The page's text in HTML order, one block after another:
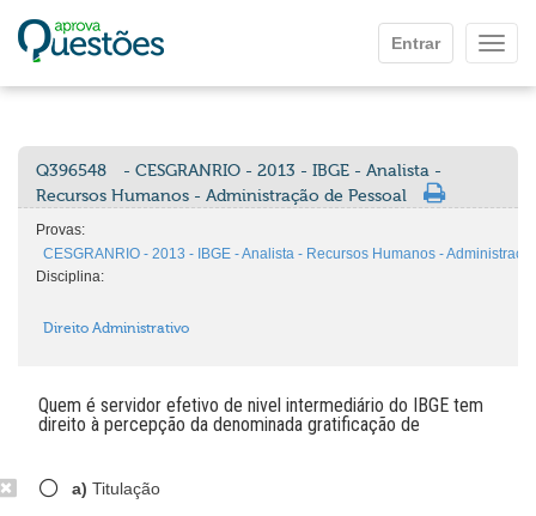
Entrar
Q396548
- CESGRANRIO - 2013 - IBGE - Analista -
Recursos Humanos - Administração de Pessoal
Provas:
CESGRANRIO - 2013 - IBGE - Analista - Recursos Humanos -
Disciplina:
Direito Administrativo
Quem é servidor efetivo de nivel intermediário do IBGE tem
direito à percepção da denominada gratificação de
a) Titulação